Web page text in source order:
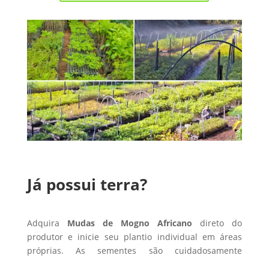
Já possui terra?
Adquira Mudas de Mogno Africano direto do
produtor e inicie seu plantio individual em áreas
próprias. As sementes são cuidadosamente